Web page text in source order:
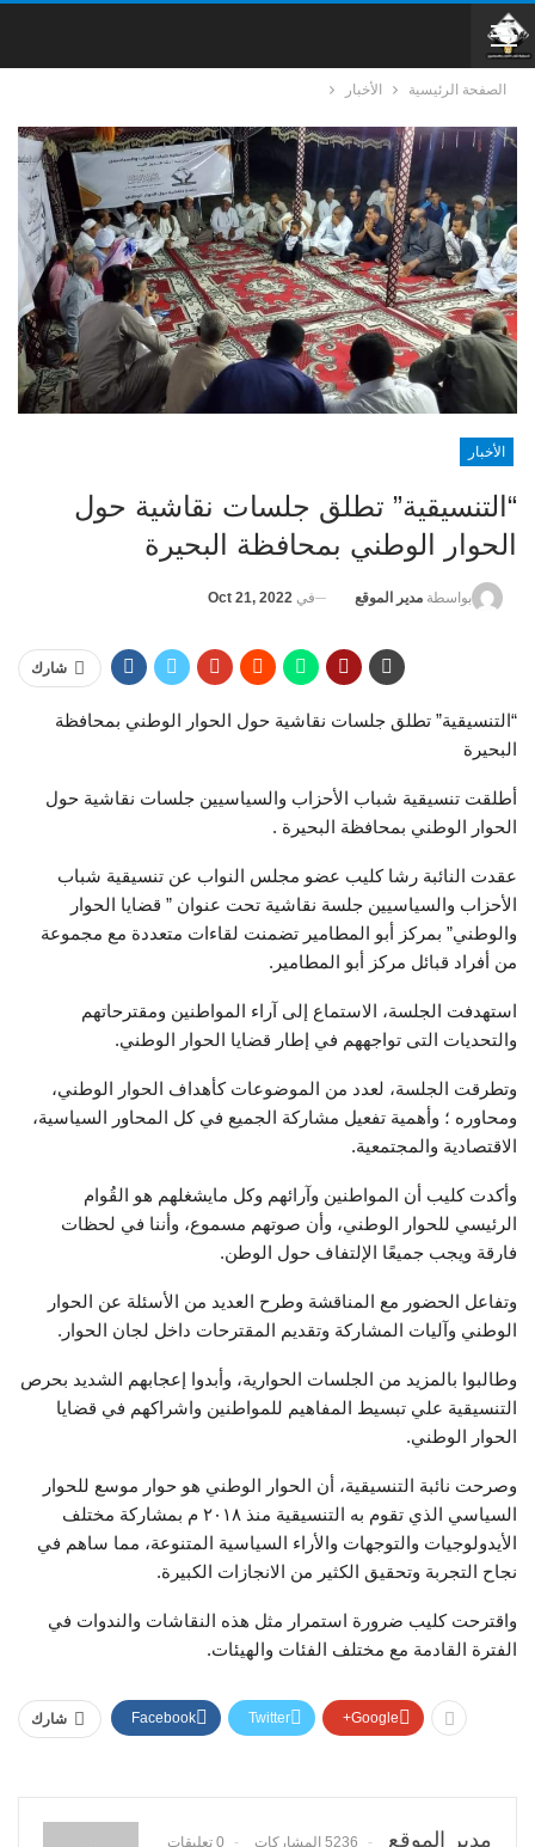
الصفحة الرئيسية الأخبار
الأخبار
“التنسيقية” تطلق جلسات نقاشية حول
الحوار الوطني بمحافظة البحيرة
بواسطة مدير الموقع في Oct 21, 2022
شارك
“التنسيقية” تطلق جلسات نقاشية حول الحوار الوطني بمحافظة
البحيرة
أطلقت تنسيقية شباب الأحزاب والسياسيين جلسات نقاشية حول
الحوار الوطني بمحافظة البحيرة .
عقدت النائبة رشا كليب عضو مجلس النواب عن تنسيقية شباب
الأحزاب والسياسيين جلسة نقاشية تحت عنوان ” قضايا الحوار
والوطني” بمركز أبو المطامير تضمنت لقاءات متعددة مع مجموعة
من أفراد قبائل مركز أبو المطامير.
استهدفت الجلسة، الاستماع إلى آراء المواطنين ومقترحاتهم
والتحديات التى تواجههم في إطار قضايا الحوار الوطني.
وتطرقت الجلسة، لعدد من الموضوعات كأهداف الحوار الوطني،
ومحاوره ؛ وأهمية تفعيل مشاركة الجميع في كل المحاور السياسية،
الاقتصادية والمجتمعية.
وأكدت كليب أن المواطنين وآرائهم وكل مايشغلهم هو القُوام
الرئيسي للحوار الوطني، وأن صوتهم مسموع، وأننا في لحظات
فارقة ويجب جميعًا الإلتفاف حول الوطن.
وتفاعل الحضور مع المناقشة وطرح العديد من الأسئلة عن الحوار
الوطني وآليات المشاركة وتقديم المقترحات داخل لجان الحوار.
وطالبوا بالمزيد من الجلسات الحوارية، وأبدوا إعجابهم الشديد بحرص
التنسيقية علي تبسيط المفاهيم للمواطنين واشراكهم في قضايا
الحوار الوطني.
وصرحت نائبة التنسيقية، أن الحوار الوطني هو حوار موسع للحوار
السياسي الذي تقوم به التنسيقية منذ ٢٠١٨ م بمشاركة مختلف
الأيدولوجيات والتوجهات والأراء السياسية المتنوعة، مما ساهم في
نجاح التجربة وتحقيق الكثير من الانجازات الكبيرة.
واقترحت كليب ضرورة استمرار مثل هذه النقاشات والندوات في
الفترة القادمة مع مختلف الفئات والهيئات.
شارك Facebook Twitter Google+
مدير الموقع 5236 المشاركات 0 تعليقات